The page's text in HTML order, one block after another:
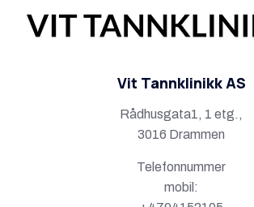
Vit Tannklinikk AS
Rådhusgata1, 1 etg.,
3016 Drammen
Telefonnummer
mobil: